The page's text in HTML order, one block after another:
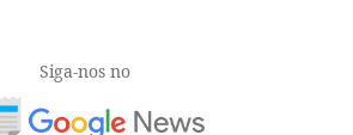
Siga-nos no